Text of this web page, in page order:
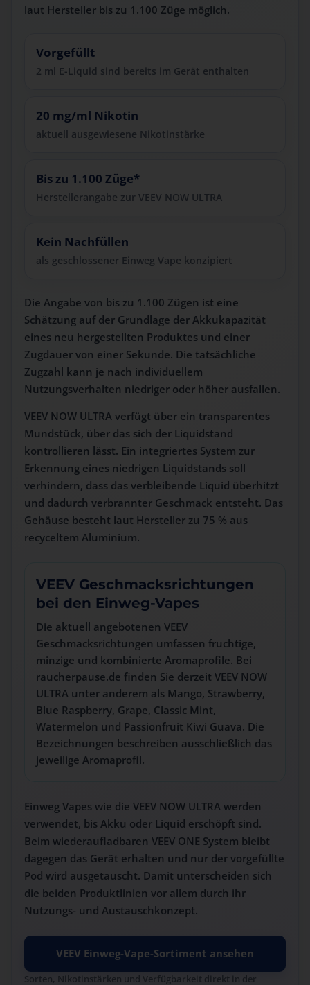
laut Hersteller bis zu 1.100 Züge möglich.
Vorgefüllt
2 ml E-Liquid sind bereits im Gerät enthalten
20 mg/ml Nikotin
aktuell ausgewiesene Nikotinstärke
Bis zu 1.100 Züge*
Herstellerangabe zur VEEV NOW ULTRA
Kein Nachfüllen
als geschlossener Einweg Vape konzipiert
Die Angabe von bis zu 1.100 Zügen ist eine
Schätzung auf der Grundlage der Akkukapazität
eines neu hergestellten Produktes und einer
Zugdauer von einer Sekunde. Die tatsächliche
Zugzahl kann je nach individuellem
Nutzungsverhalten niedriger oder höher ausfallen.
VEEV NOW ULTRA verfügt über ein transparentes
Mundstück, über das sich der Liquidstand
kontrollieren lässt. Ein integriertes System zur
Erkennung eines niedrigen Liquidstands soll
verhindern, dass das verbleibende Liquid überhitzt
und dadurch verbrannter Geschmack entsteht. Das
Gehäuse besteht laut Hersteller zu 75 % aus
recyceltem Aluminium.
VEEV Geschmacksrichtungen
bei den Einweg-Vapes
Die aktuell angebotenen VEEV
Geschmacksrichtungen umfassen fruchtige,
minzige und kombinierte Aromaprofile. Bei
raucherpause.de finden Sie derzeit VEEV NOW
ULTRA unter anderem als Mango, Strawberry,
Blue Raspberry, Grape, Classic Mint,
Watermelon und Passionfruit Kiwi Guava. Die
Bezeichnungen beschreiben ausschließlich das
jeweilige Aromaprofil.
Einweg Vapes wie die VEEV NOW ULTRA werden
verwendet, bis Akku oder Liquid erschöpft sind.
Beim wiederaufladbaren VEEV ONE System bleibt
dagegen das Gerät erhalten und nur der vorgefüllte
Pod wird ausgetauscht. Damit unterscheiden sich
die beiden Produktlinien vor allem durch ihr
Nutzungs- und Austauschkonzept.
VEEV Einweg-Vape-Sortiment ansehen
Sorten, Nikotinstärken und Verfügbarkeit direkt in der